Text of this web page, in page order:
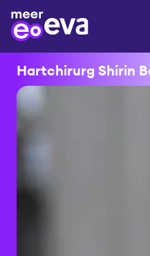
Hartchirurg Shirin